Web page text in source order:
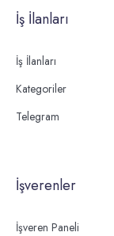
İş İlanları
İş İlanları
Kategoriler
Telegram
İşverenler
İşveren Paneli